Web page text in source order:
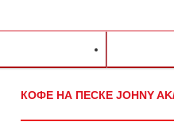
КОФЕ НА ПЕСКЕ JOHNY